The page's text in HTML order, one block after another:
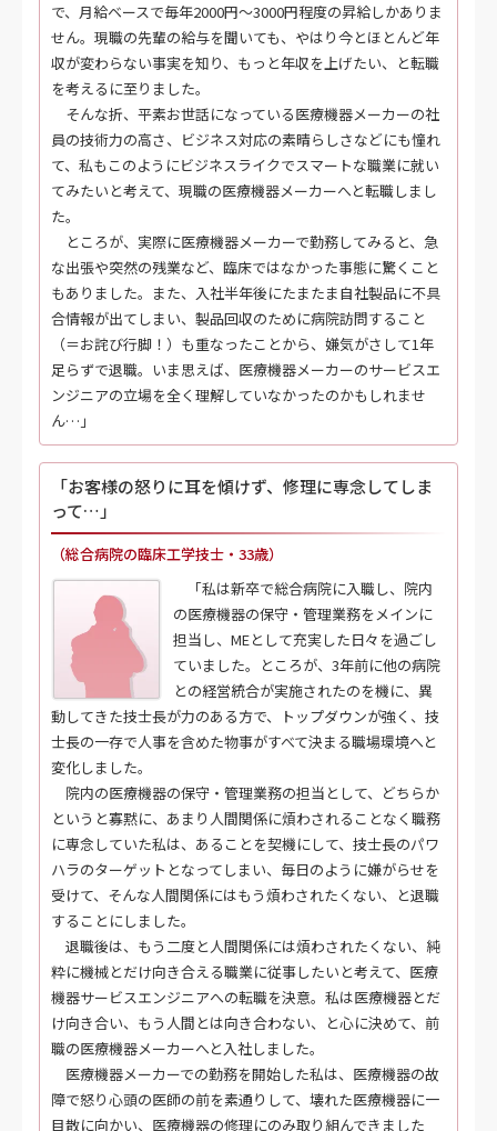
で、月給ベースで毎年2000円～3000円程度の昇給しかありま
せん。現職の先輩の給与を聞いても、やはり今とほとんど年
収が変わらない事実を知り、もっと年収を上げたい、と転職
を考えるに至りました。
そんな折、平素お世話になっている医療機器メーカーの社
員の技術力の高さ、ビジネス対応の素晴らしさなどにも憧れ
て、私もこのようにビジネスライクでスマートな職業に就い
てみたいと考えて、現職の医療機器メーカーへと転職しまし
た。
ところが、実際に医療機器メーカーで勤務してみると、急
な出張や突然の残業など、臨床ではなかった事態に驚くこと
もありました。また、入社半年後にたまたま自社製品に不具
合情報が出てしまい、製品回収のために病院訪問すること
（＝お詫び行脚！）も重なったことから、嫌気がさして1年
足らずで退職。いま思えば、医療機器メーカーのサービスエ
ンジニアの立場を全く理解していなかったのかもしれませ
ん…」
「お客様の怒りに耳を傾けず、修理に専念してしま
って…」
（総合病院の臨床工学技士・33歳）
「私は新卒で総合病院に入職し、院内
の医療機器の保守・管理業務をメインに
担当し、MEとして充実した日々を過ごし
ていました。ところが、3年前に他の病院
との経営統合が実施されたのを機に、異
動してきた技士長が力のある方で、トップダウンが強く、技
士長の一存で人事を含めた物事がすべて決まる職場環境へと
変化しました。
院内の医療機器の保守・管理業務の担当として、どちらか
というと寡黙に、あまり人間関係に煩わされることなく職務
に専念していた私は、あることを契機にして、技士長のパワ
ハラのターゲットとなってしまい、毎日のように嫌がらせを
受けて、そんな人間関係にはもう煩わされたくない、と退職
することにしました。
退職後は、もう二度と人間関係には煩わされたくない、純
粋に機械とだけ向き合える職業に従事したいと考えて、医療
機器サービスエンジニアへの転職を決意。私は医療機器とだ
け向き合い、もう人間とは向き合わない、と心に決めて、前
職の医療機器メーカーへと入社しました。
医療機器メーカーでの勤務を開始した私は、医療機器の故
障で怒り心頭の医師の前を素通りして、壊れた医療機器に一
目散に向かい、医療機器の修理にのみ取り組んできました